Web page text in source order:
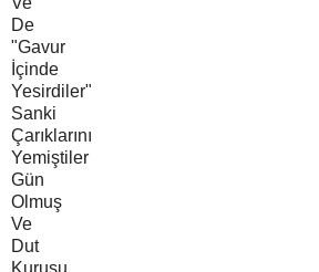
De
"Gavur
İçinde
Yesirdiler"
Sanki
Çarıklarını
Yemiştiler
Gün
Olmuş
Ve
Dut